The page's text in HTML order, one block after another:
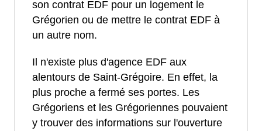
son contrat EDF pour un logement le
Grégorien ou de mettre le contrat EDF à
un autre nom.
Il n'existe plus d'agence EDF aux
alentours de Saint-Grégoire. En effet, la
plus proche a fermé ses portes. Les
Grégoriens et les Grégoriennes pouvaient
y trouver des informations sur l'ouverture